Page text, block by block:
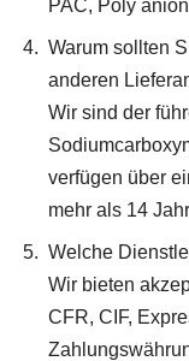
PAC, Poly
Warum sollten
anderen
Wir sind der
verfügen über
mehr als 14
Welche
Wir bieten
CFR, CIF,